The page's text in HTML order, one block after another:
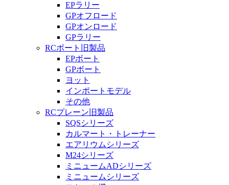
EPラリー
GPオフロード
GPオンロード
GPラリー
RCボート旧製品
EPボート
GPボート
ヨット
インポートモデル
その他
RCプレーン旧製品
SQSシリーズ
カルマート・トレーナー
エアリウムシリーズ
M24シリーズ
ミニュームADシリーズ
ミニュームシリーズ